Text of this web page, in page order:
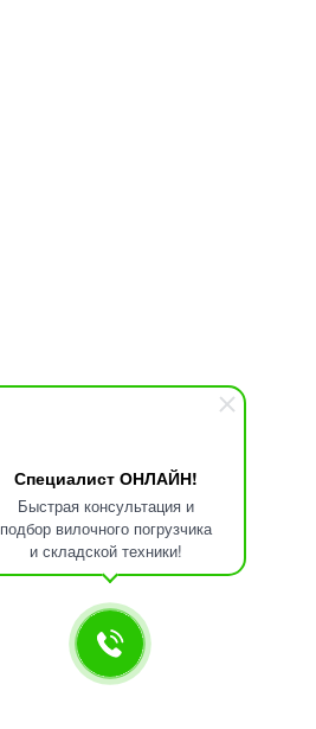
Специалист ОНЛАЙН!
Быстрая консультация и
подбор вилочного погрузчика
и складской техники!